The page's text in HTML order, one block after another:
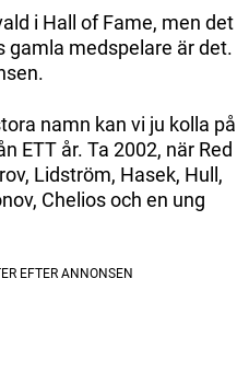
i Hall of Fame, men det
gamla medspelare är det.
namn kan vi ju kolla på
ETT år. Ta 2002, när Red
Lidström, Hasek, Hull,
Chelios och en ung